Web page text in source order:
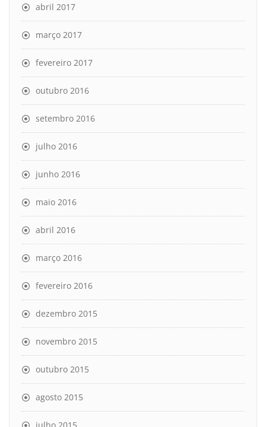
abril 2017
março 2017
fevereiro 2017
outubro 2016
setembro 2016
julho 2016
junho 2016
maio 2016
abril 2016
março 2016
fevereiro 2016
dezembro 2015
novembro 2015
outubro 2015
agosto 2015
julho 2015